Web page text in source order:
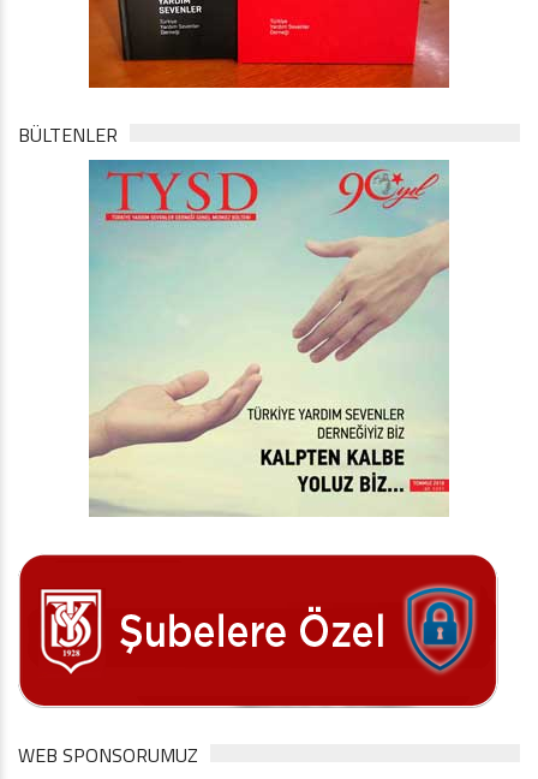
BÜLTENLER
WEB SPONSORUMUZ